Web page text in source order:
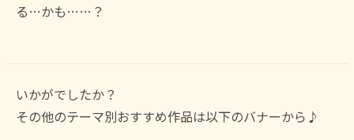
る…かも……？
いかがでしたか？
その他のテーマ別おすすめ作品は以下のバナーから♪